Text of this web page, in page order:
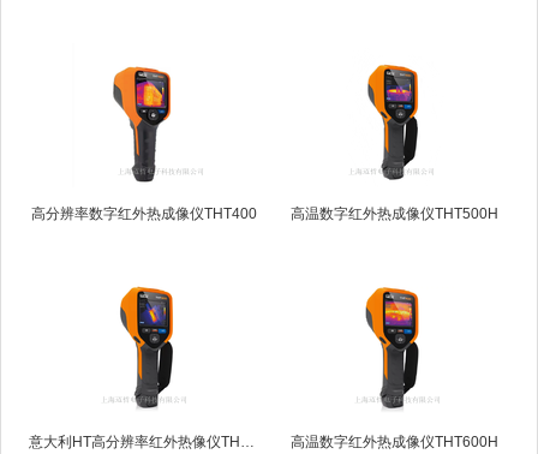
高分辨率数字红外热成像仪THT400 高温数字红外热成像仪THT500H
意大利HT高分辨率红外热像仪THT500 高温数字红外热成像仪THT600H